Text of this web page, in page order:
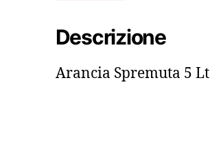
Descrizione
Arancia Spremuta 5 Lt